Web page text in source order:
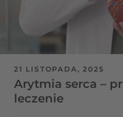
21 LISTOPADA, 2025
Arytmia serca –
leczenie